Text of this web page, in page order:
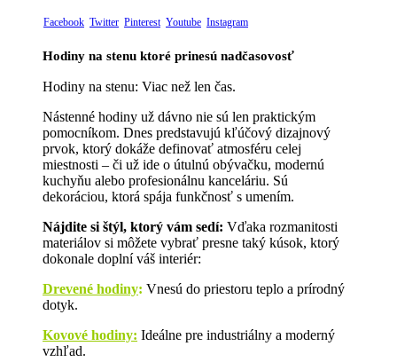
Facebook Twitter Pinterest Youtube Instagram
Hodiny na stenu ktoré prinesú nadčasovosť
Hodiny na stenu: Viac než len čas.
Nástenné hodiny už dávno nie sú len praktickým
pomocníkom. Dnes predstavujú kľúčový dizajnový
prvok, ktorý dokáže definovať atmosféru celej
miestnosti – či už ide o útulnú obývačku, modernú
kuchyňu alebo profesionálnu kanceláriu. Sú
dekoráciou, ktorá spája funkčnosť s umením.
Nájdite si štýl, ktorý vám sedí: Vďaka rozmanitosti
materiálov si môžete vybrať presne taký kúsok, ktorý
dokonale doplní váš interiér:
Drevené hodiny: Vnesú do priestoru teplo a prírodný
dotyk.
Kovové hodiny: Ideálne pre industriálny a moderný
vzhľad.